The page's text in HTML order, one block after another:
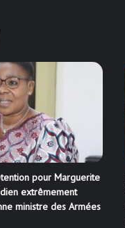
pour Marguerite
extrêmement
ministre des Armées